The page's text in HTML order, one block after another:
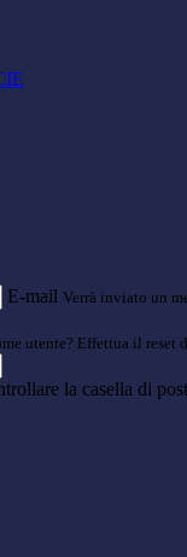
E-mail Verrà inviato un
utente? Effettua il reset
la casella di